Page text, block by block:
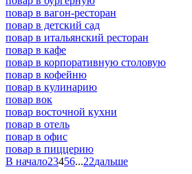
повар в вагон-ресторан
повар в детский сад
повар в итальянский ресторан
повар в кафе
повар в корпоративную столовую
повар в кофейню
повар в кулинарию
повар вок
повар восточной кухни
повар в отель
повар в офис
повар в пиццерию
В начало23456...22дальше